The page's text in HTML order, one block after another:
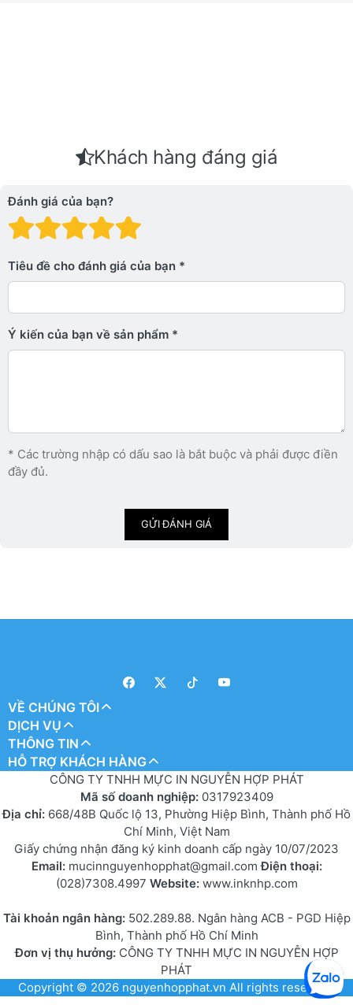
Khách hàng đáng giá
Đánh giá của bạn?
Đánh giá: 4 trên 5
Đánh giá: 3 trên 5 sao.
Đánh giá: 2 trên 5 sao.
Đánh giá: 1 trên 5 sao. Xấu
Tiêu đề cho đánh giá của bạn
Ý kiến ​​của bạn về sản phẩm
* Các trường nhập có dấu sao là bắt buộc và phải được điền
đầy đủ.
GỬI ĐÁNH GIÁ
VỀ CHÚNG TÔI
DỊCH VỤ
THÔNG TIN
HỖ TRỢ KHÁCH HÀNG
CÔNG TY TNHH MỰC IN NGUYỄN HỢP PHÁT
Mã số doanh nghiệp: 0317923409
Địa chỉ: 668/48B Quốc lộ 13, Phường Hiệp Bình, Thành phố Hồ
Chí Minh, Việt Nam
Giấy chứng nhận đăng ký kinh doanh cấp ngày 10/07/2023
Email: mucinnguyenhopphat@gmail.comĐiện thoại:
(028)7308.4997 Website: www.inknhp.com
Tài khoản ngân hàng: 502.289.88. Ngân hàng ACB - PGD Hiệp
Bình, Thành phố Hồ Chí Minh
Đơn vị thụ hưởng:CÔNG TY TNHH MỰC IN NGUYỄN HỢP
PHÁT
Copyright © 2026 nguyenhopphat.vn All rights reserved.